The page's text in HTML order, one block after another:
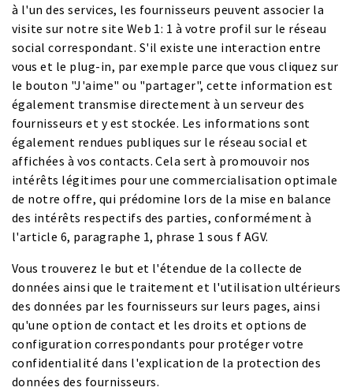
à l'un des services, les fournisseurs peuvent associer la
visite sur notre site Web 1: 1 à votre profil sur le réseau
social correspondant. S'il existe une interaction entre
vous et le plug-in, par exemple parce que vous cliquez sur
le bouton "J'aime" ou "partager", cette information est
également transmise directement à un serveur des
fournisseurs et y est stockée. Les informations sont
également rendues publiques sur le réseau social et
affichées à vos contacts. Cela sert à promouvoir nos
intérêts légitimes pour une commercialisation optimale
de notre offre, qui prédomine lors de la mise en balance
des intérêts respectifs des parties, conformément à
l'article 6, paragraphe 1, phrase 1 sous f AGV.
Vous trouverez le but et l'étendue de la collecte de
données ainsi que le traitement et l'utilisation ultérieurs
des données par les fournisseurs sur leurs pages, ainsi
qu'une option de contact et les droits et options de
configuration correspondants pour protéger votre
confidentialité dans l'explication de la protection des
données des fournisseurs.